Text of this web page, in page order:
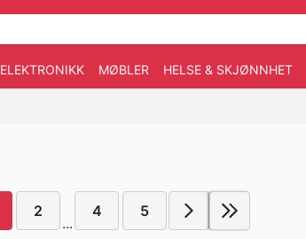
ELEKTRONIKK MØBLER HELSE & SKJØNNHET
2
...
4 5